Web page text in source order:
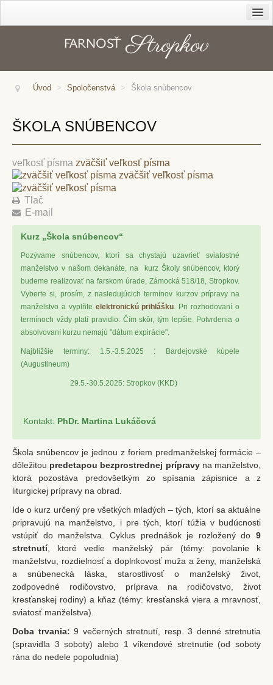
Kanonická vizitácia z r. 1816
Správcovia farnosti
Kapláni
Rehoľníci
Rodáci
Sanktuárium
Kláštorný kostol Stropkov
Baňa
Chotča
Komunitné centrum
Dom detí Božieho milosrdenstva
Ochrana osobných údajov
Spoločenstvá
Bratstvo sv. ruženca
Bratstvo sv. škapuliara
Lektori
Mimoriadni rozdávatelia prijímania
Škola snúbencov
Fotogalérie
Úvod > Spoločenstvá > Škola snúbencov
ŠKOLA SNÚBENCOV
veľkosť písma zväčšiť veľkosť písma
zväčšiť veľkosť písma
Tlač
E-mail
Kurz „Škola snúbencov“
Pozývame snúbencov, ktorí sa chystajú uzavrieť sviatostné
manželstvo v našom dekanáte, na kurz Školy snúbencov, ktorý
budeme realizovať na farskom úrade, Zámocká 518/18, Stropkov.
Vyberte si, prosím, z nasledujúcich termínov kurzov prípravy na
manželstvo a vyplňte elektronickú prihlášku. Pri rozhodovaní o
termínoch vždy platí pravidlo: Čím skôr, tým lepšie. Potvrdenia o
absolvovaní kurzu nemajú "dátum expirácie".
Najbližšie termíny: 1.5.-3.5.2025 : Bardejovské kúpele
(Augustineum)
29.5.-30.5.2025: Stropkov (KKD)
Kontakt: PhDr. Martina Lukáčová
Škola snúbencov je jednou z foriem predmanželskej formácie –
dôležitou predetapou bezprostrednej prípravyna manželstvo,
ktorá pozostáva predovšetkým zo spísania zápisnice a z
liturgickej prípravy na obrad.
Ide o kurz určený pre všetkých mladých – tých, ktorí sa aktuálne
pripravujú na manželstvo, i pre tých, ktorí túžia v budúcnosti
vstúpiť do manželstva. Cyklus prednášok je rozložený do 9
stretnutí, ktoré vedie manželský pár (témy: povolanie k
manželstvu, rozdielnosť a doplnkovosť muža a ženy, manželská
a snúbenecká láska, starostlivosť o manželský život,
zodpovedné rodičovstvo, príprava na rodičovstvo, život
kresťanskej rodiny) a kňaz (témy: kresťanská viera a mravnosť,
sviatosť manželstva).
Doba trvania: 9 večerných stretnutí, resp. 3 denné stretnutia
(spravidla 3 soboty) alebo 1 víkendové stretnutie (od soboty
rána do nedele popoludnia)